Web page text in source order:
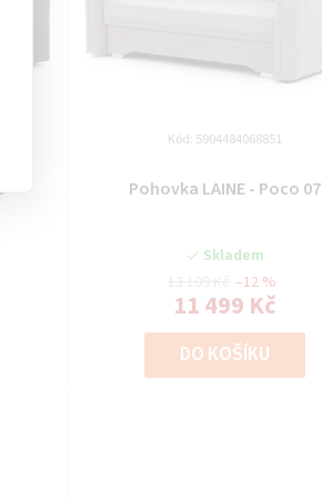
Pohovka LAINE - Poco 07
Skladem
11 499 Kč
–12 %
DO KOŠÍKU
Kód: 5904484068851